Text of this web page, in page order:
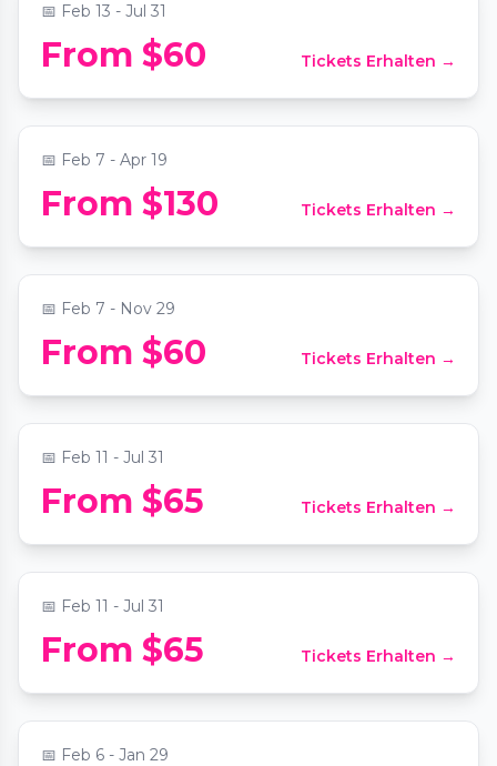
📅 Feb 13 - Jul 31
From $60 Tickets Erhalten →
North Georgia Wine Country Tour from
Atlanta
📍Trader Vic's
📅 Feb 7 - Apr 19
From $130 Tickets Erhalten →
Ultimate Candle Making Experience
📍ReWax and UnWine Johns Creek
📅 Feb 7 - Nov 29
From $60 Tickets Erhalten →
Roswell Mystery Picnic: Self-Guided
Foodie Adventure
📍Secret Location - Atlanta
📅 Feb 11 - Jul 31
From $65 Tickets Erhalten →
Midtown Atlanta Mystery Picnic: Self-
Guided Foodie Adventure
📍Secret Location Atlanta
📅 Feb 11 - Jul 31
From $65 Tickets Erhalten →
Romantic Date Night - Candle Making
📍ReWax and UnWine Johns Creek
📅 Feb 6 - Jan 29